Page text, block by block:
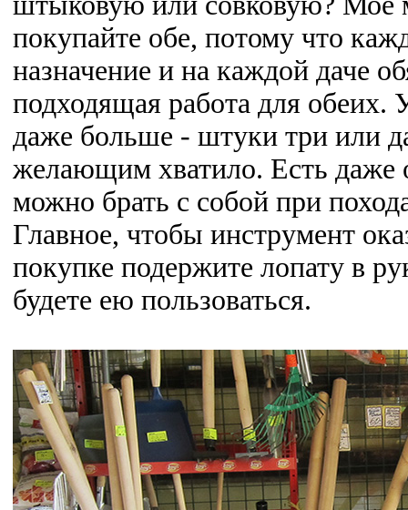
покупайте обе, потому что
назначение и на каждой даче
подходящая работа для обеих.
даже больше - штуки три или
желающим хватило. Есть даже
можно брать с собой при
Главное, чтобы инструмент
покупке подержите лопату в
будете ею пользоваться.